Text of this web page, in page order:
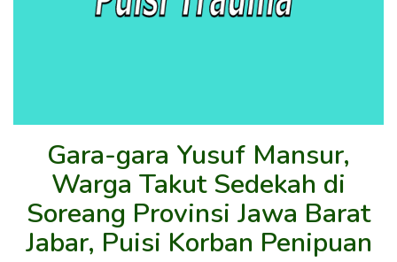
Gara-gara Yusuf Mansur,
Warga Takut Sedekah di
Soreang Provinsi Jawa Barat
Jabar, Puisi Korban Penipuan